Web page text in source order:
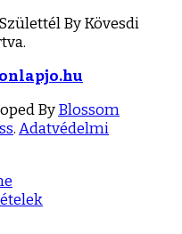
By Kövesdi
ByBlossom
.Adatvédelmi